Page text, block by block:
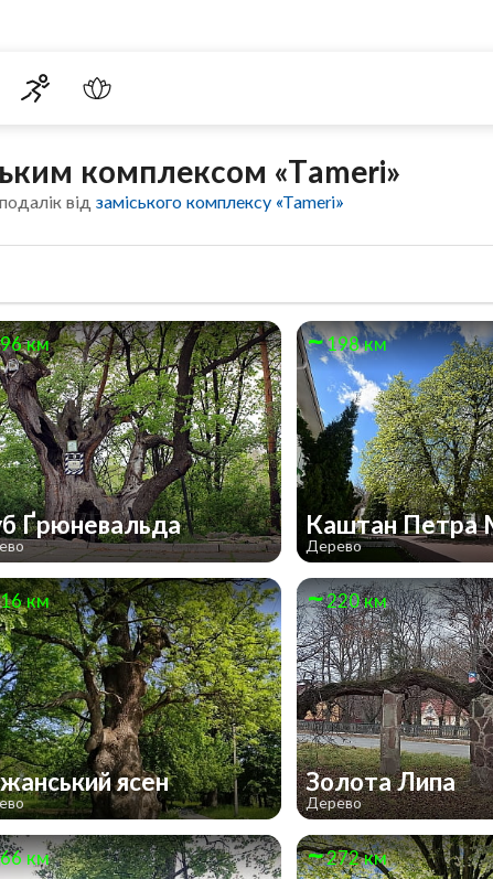
комплексом «Tameri»
відзаміського комплексу «Tameri»
км
Ґрюневальда
198 км
Каштан Петра
Дерево
км
ясен
220 км
Золота Липа
Дерево
км 272 км